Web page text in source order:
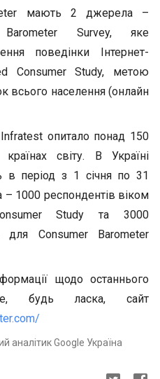
мають 2 джерела –
Barometer Survey, яке
поведінки Інтернет-
Consumer Study, метою
всього населення (онлайн
опитало понад 150
світу. В Україні
в період з 1 січня по 31
– 1000 респондентів віком
Study та 3000
для Consumer Barometer
щодо останнього
будь ласка, сайт
аналітик Google Україна